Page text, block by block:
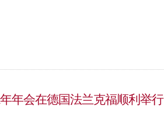
年会在德国法兰克福顺利举行